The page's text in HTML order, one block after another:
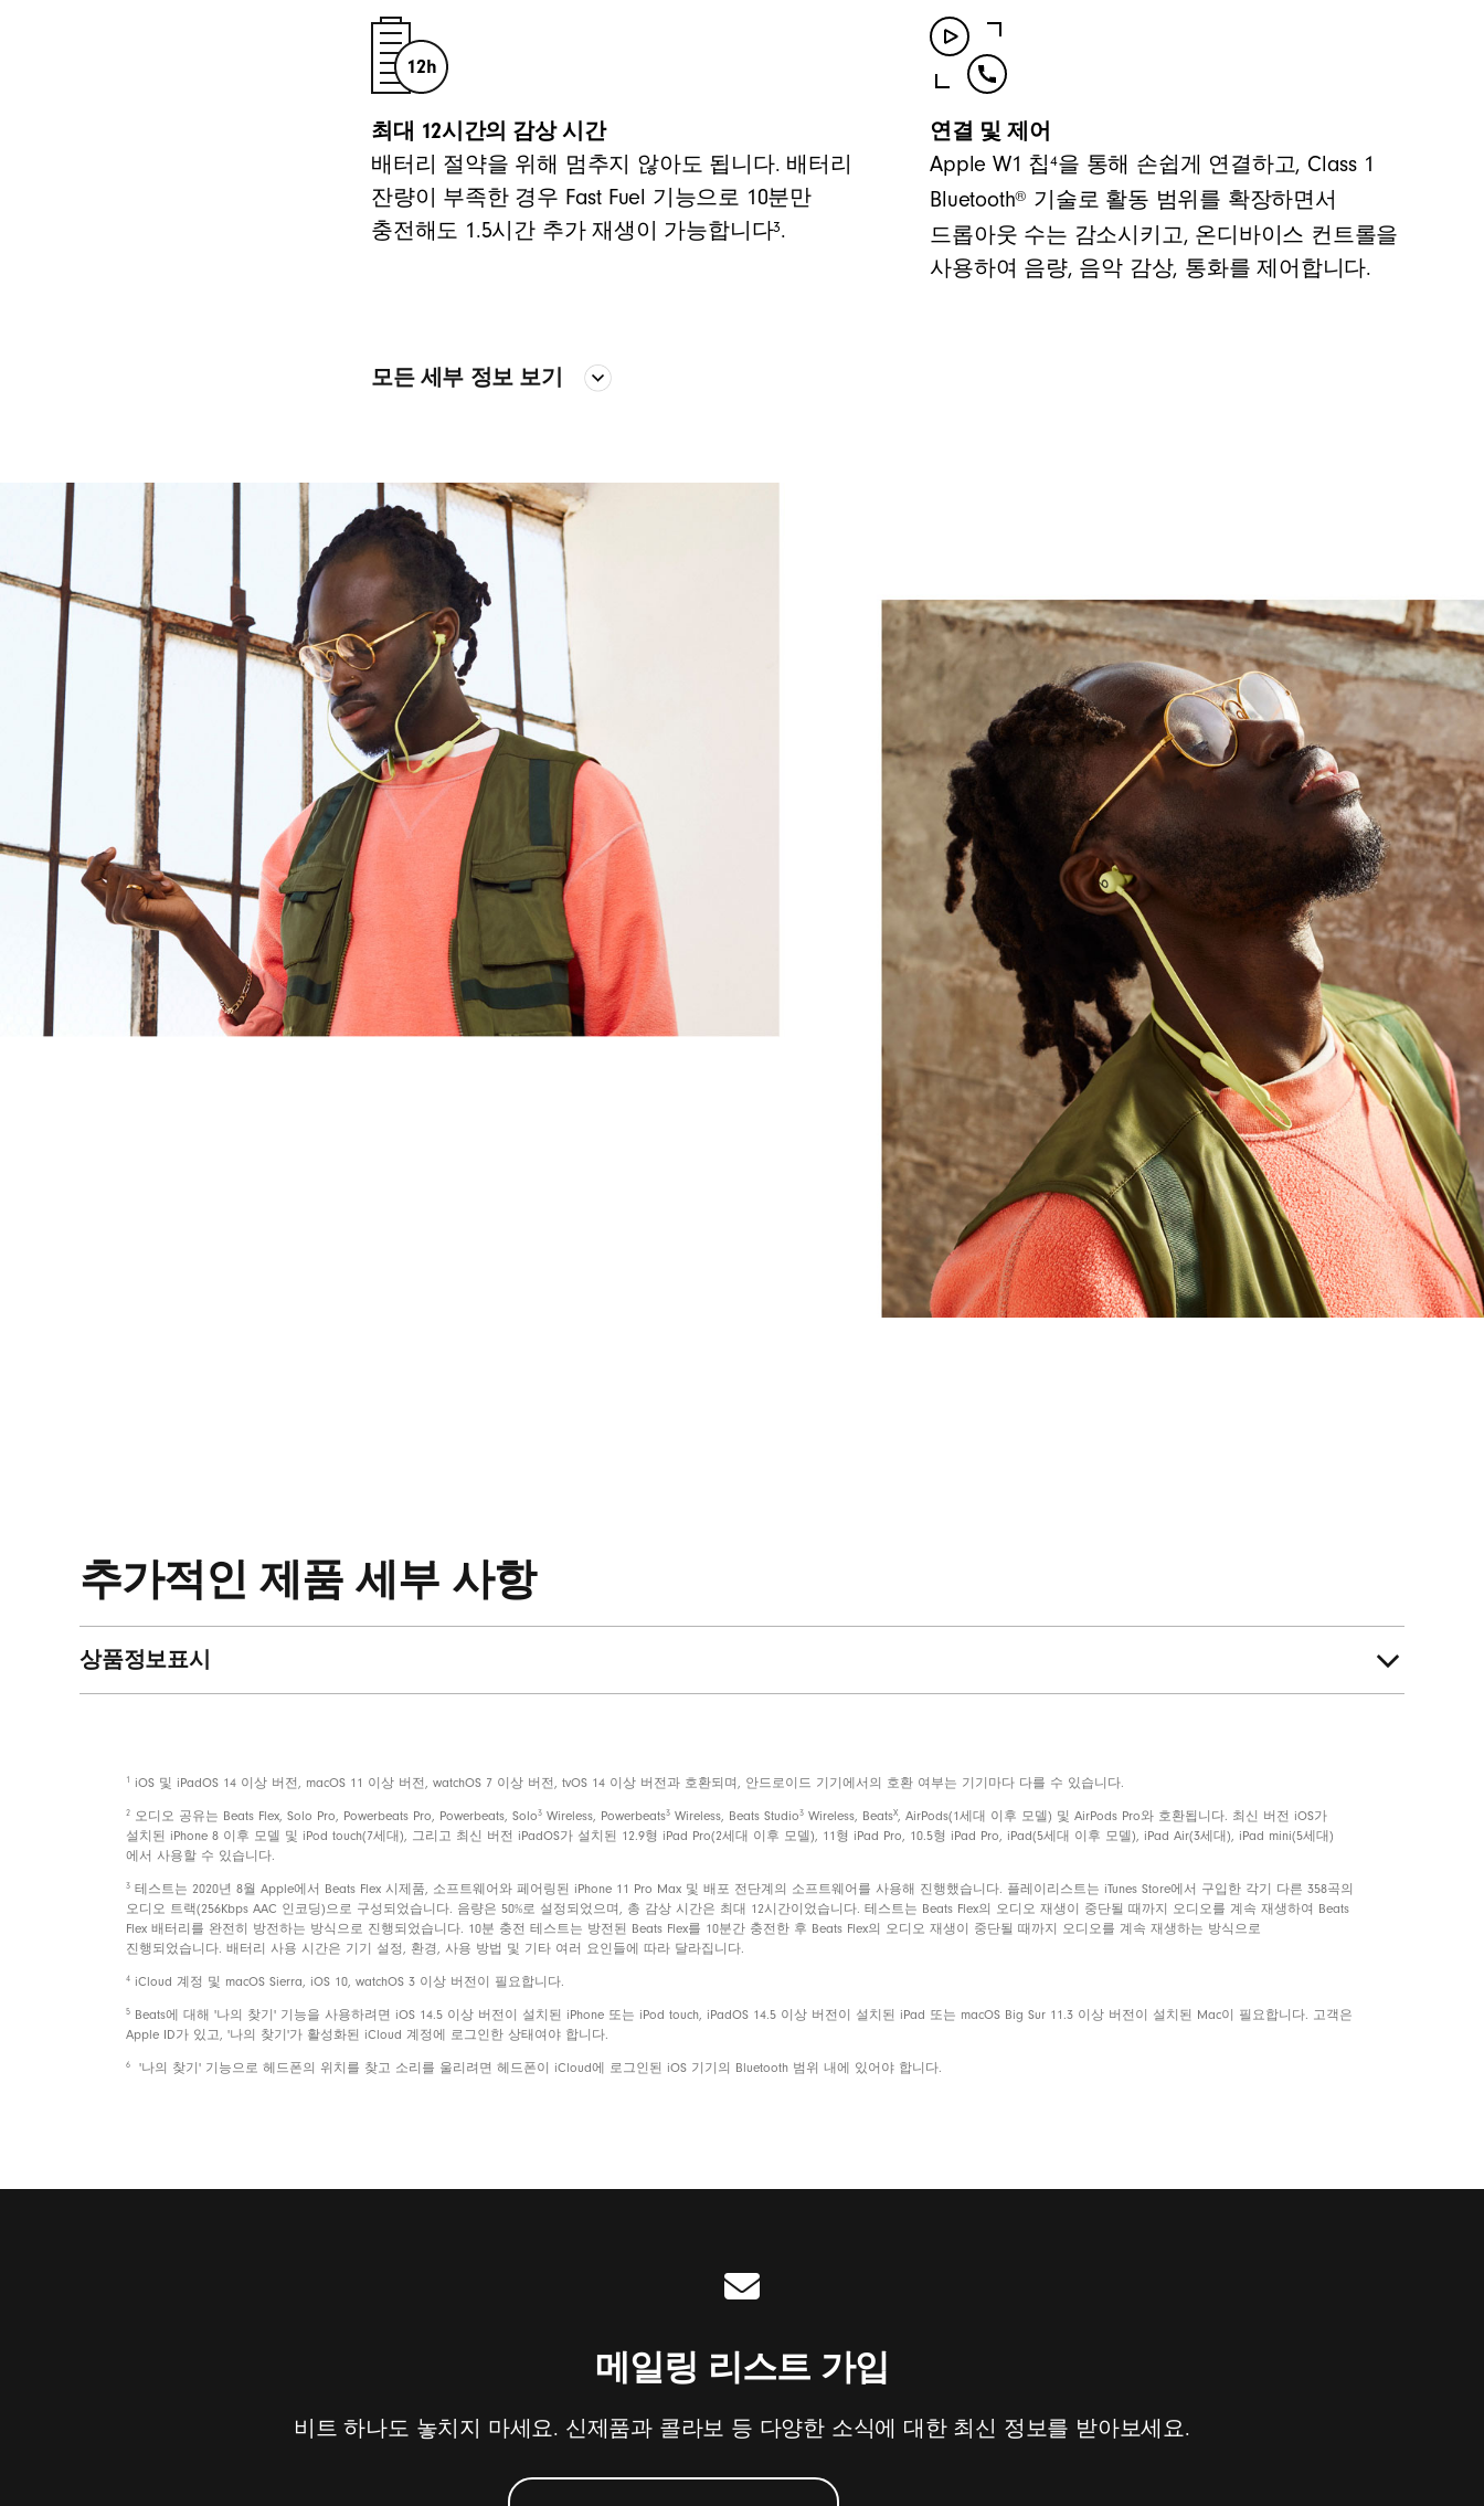
최대 12시간의 감상 시간
배터리 절약을 위해 멈추지 않아도 됩니다. 배터리
잔량이 부족한 경우 Fast Fuel 기능으로 10분만
충전해도 1.5시간 추가 재생이 가능합니다3.
연결 및 제어
Apple W1 칩4을 통해 손쉽게 연결하고, Class 1
Bluetooth® 기술로 활동 범위를 확장하면서
드롭아웃 수는 감소시키고, 온디바이스 컨트롤을
사용하여 음량, 음악 감상, 통화를 제어합니다.
모든 세부 정보 보기
디자인
자동 재생/일시 정지 기능을 지원하는 마그네틱 이어버드1
튼튼한 니티놀 구조로 하루 종일 착용해도 편안하며 네 가지 이어팁 옵션으로
사용자에게 꼭 맞는 착용감을 선사하는 Flex-Form 케이블
무게: 18.6g/0.66oz
연결성 Apple W1 칩 을 통한 Class 1 Bluetooth
기술로 활동 범위를 확장하고 드롭아웃
수는 감소시키면서 Apple 기기에 대한 매끄러운 설정 및 전환 지원
오디오 공유 기능을 통해 Beats Flex와 다른 Beats 헤드폰2또는 AirPods과 음악,
팟캐스트, 동영상 등의 오디오를 무선으로 공유
사용자의 iOS 기기에서 '나의 찾기' 앱을 사용해 소리를 울려 Beats Flex5,6
를
찾거나, 분실했거나 잃어버린 경우에도 지도에서 확인할 수 있습니다
배터리 잔량이 없을 때 10분 충전으로 1.5시간 재생이 가능한 Fast Fuel 기능3
USB-C 충전 커넥터
포장
Beats Flex 포장지는재활용펄프및지속가능산림에서공급하는 87%
의식물성소재로제작됩니다
추가적인 제품 세부 사항
상품정보표시
1 iOS 및 iPadOS 14 이상 버전, macOS 11 이상 버전, watchOS 7 이상 버전, tvOS 14 이상 버전과 호환되며, 안드로이드 기기에서의 호환 여부는 기기마다 다를 수 있습니다.
2 오디오 공유는 Beats Flex, Solo Pro, Powerbeats Pro, Powerbeats, Solo3 Wireless, Powerbeats3 Wireless, Beats Studio3 Wireless, BeatsX
, AirPods(1세대 이후 모델) 및 AirPods Pro와 호환됩니다. 최신 버전 iOS가
설치된 iPhone 8 이후 모델 및 iPod touch(7세대), 그리고 최신 버전 iPadOS가 설치된 12.9형 iPad Pro(2세대 이후 모델), 11형 iPad Pro, 10.5형 iPad Pro, iPad(5세대 이후 모델), iPad Air(3세대), iPad mini(5세대)
에서 사용할 수 있습니다.
3 테스트는 2020년 8월 Apple에서 Beats Flex 시제품, 소프트웨어와 페어링된 iPhone 11 Pro Max 및 배포 전단계의 소프트웨어를 사용해 진행했습니다. 플레이리스트는 iTunes Store에서 구입한 각기 다른 358곡의
오디오 트랙(256Kbps AAC 인코딩)으로 구성되었습니다. 음량은 50%로 설정되었으며, 총 감상 시간은 최대 12시간이었습니다. 테스트는 Beats Flex의 오디오 재생이 중단될 때까지 오디오를 계속 재생하여 Beats
Flex 배터리를 완전히 방전하는 방식으로 진행되었습니다. 10분 충전 테스트는 방전된 Beats Flex를 10분간 충전한 후 Beats Flex의 오디오 재생이 중단될 때까지 오디오를 계속 재생하는 방식으로
진행되었습니다. 배터리 사용 시간은 기기 설정, 환경, 사용 방법 및 기타 여러 요인들에 따라 달라집니다.
4 iCloud 계정 및 macOS Sierra, iOS 10, watchOS 3 이상 버전이 필요합니다.
5 Beats에 대해 '나의 찾기' 기능을 사용하려면 iOS 14.5 이상 버전이 설치된 iPhone 또는 iPod touch, iPadOS 14.5 이상 버전이 설치된 iPad 또는 macOS Big Sur 11.3 이상 버전이 설치된 Mac이 필요합니다. 고객은
Apple ID가 있고, '나의 찾기'가 활성화된 iCloud 계정에 로그인한 상태여야 합니다.
6 '나의 찾기' 기능으로 헤드폰의 위치를 찾고 소리를 울리려면 헤드폰이 iCloud에 로그인된 iOS 기기의 Bluetooth 범위 내에 있어야 합니다.
메일링 리스트 가입
비트 하나도 놓치지 마세요. 신제품과 콜라보 등 다양한 소식에 대한 최신 정보를 받아보세요.